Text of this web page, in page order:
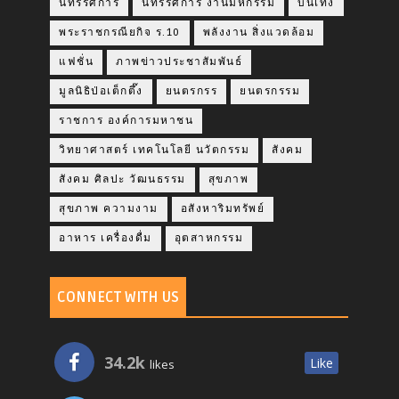
นิทรรศการ นิทรรศการ งานมหกรรม บันเทิง
พระราชกรณียกิจ ร.10 พลังงาน สิ่งแวดล้อม
แฟชั่น ภาพข่าวประชาสัมพันธ์
มูลนิธิป่อเต็กตึ๊ง ยนตรกรร ยนตรกรรม
ราชการ องค์การมหาชน
วิทยาศาสตร์ เทคโนโลยี นวัตกรรม สังคม
สังคม ศิลปะ วัฒนธรรม สุขภาพ
สุขภาพ ความงาม อสังหาริมทรัพย์
อาหาร เครื่องดื่ม อุตสาหกรรม
CONNECT WITH US
34.2k likes Like